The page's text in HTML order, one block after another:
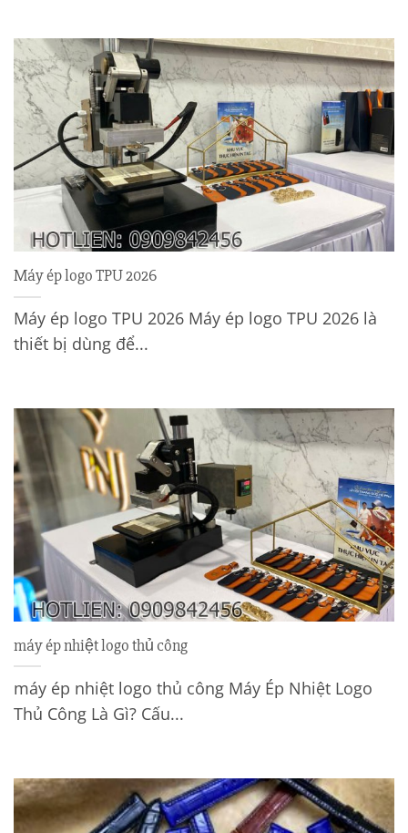
Máy ép logo TPU 2026
Máy ép logo TPU 2026 Máy ép logo TPU 2026 là
thiết bị dùng để...
máy ép nhiệt logo thủ công
máy ép nhiệt logo thủ công Máy Ép Nhiệt Logo
Thủ Công Là Gì? Cấu...